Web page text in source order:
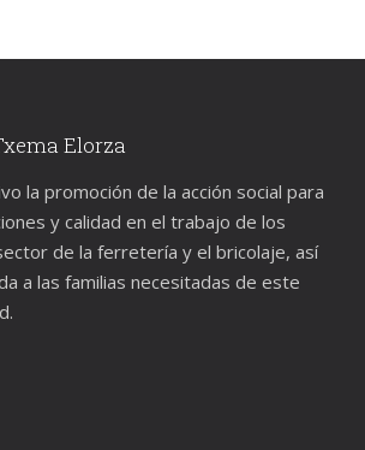
Elorza
la promoción de la acción social para
y calidad en el trabajo de los
de la ferretería y el bricolaje, así
a las familias necesitadas de este